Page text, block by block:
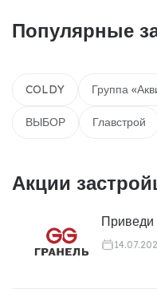
Популярные
COLDY Группа
ВЫБОР Главстрой
Акции